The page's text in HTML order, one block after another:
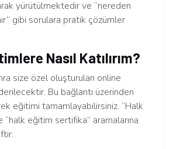
yürütülmektedir ve “nereden
gibi sorulara pratik çözümler
Nasıl Katılırım?
size özel oluşturulan online
Bu bağlantı üzerinden
eğitimi tamamlayabilirsiniz. “Halk
“halk eğitim sertifika” aramalarına